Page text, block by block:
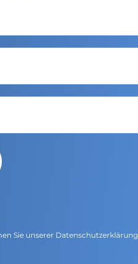
Sie unserer Datenschutzerklärung